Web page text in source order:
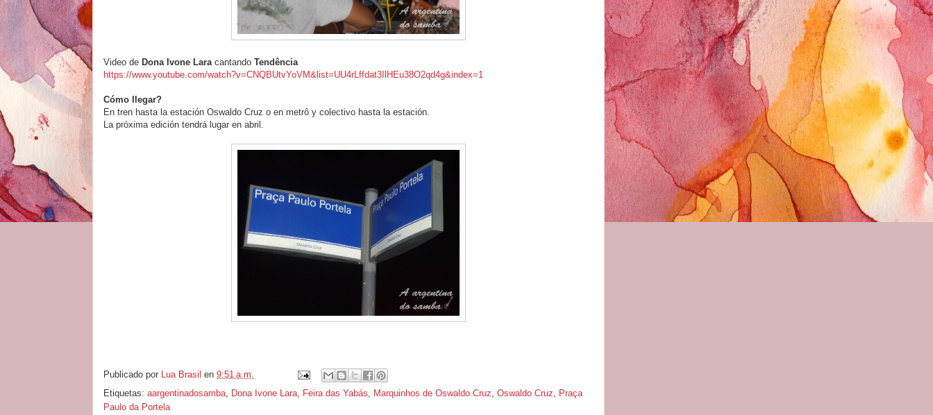
Video de Dona Ivone Laracantando Tendência
https://www.youtube.com/watch?v=CNQBUtvYoVM&list=UU4rLffdat3IlHEu38O2qd4g&index=1
Cómo llegar?
En tren hasta la estación Oswaldo Cruz o en metrô y colectivo hasta la estación.
La próxima edición tendrá lugar en abril.
Publicado por Lua Brasil en 9:51 a.m.
Etiquetas: aargentinadosamba, Dona Ivone Lara, Feira das Yabás, Marquinhos de Oswaldo Cruz, Oswaldo Cruz, Praça
Paulo da Portela